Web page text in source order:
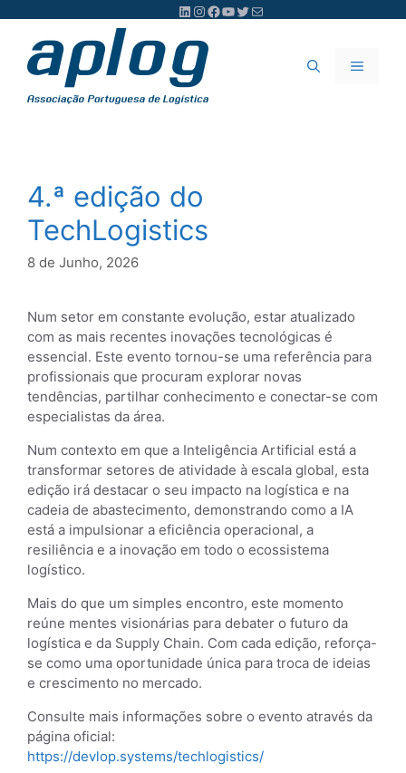
conteúdo
LinkedIn
Instagram
Facebook
YouTube
Twitter
Mail
Menu
4.ª edição do
TechLogistics
8 de Junho, 2026
Num setor em constante evolução, estar atualizado
com as mais recentes inovações tecnológicas é
essencial. Este evento tornou-se uma referência para
profissionais que procuram explorar novas
tendências, partilhar conhecimento e conectar-se com
especialistas da área.
Num contexto em que a Inteligência Artificial está a
transformar setores de atividade à escala global, esta
edição irá destacar o seu impacto na logística e na
cadeia de abastecimento, demonstrando como a IA
está a impulsionar a eficiência operacional, a
resiliência e a inovação em todo o ecossistema
logístico.
Mais do que um simples encontro, este momento
reúne mentes visionárias para debater o futuro da
logística e da Supply Chain. Com cada edição, reforça-
se como uma oportunidade única para troca de ideias
e crescimento no mercado.
Consulte mais informações sobre o evento através da
página oficial:
https://devlop.systems/techlogistics/